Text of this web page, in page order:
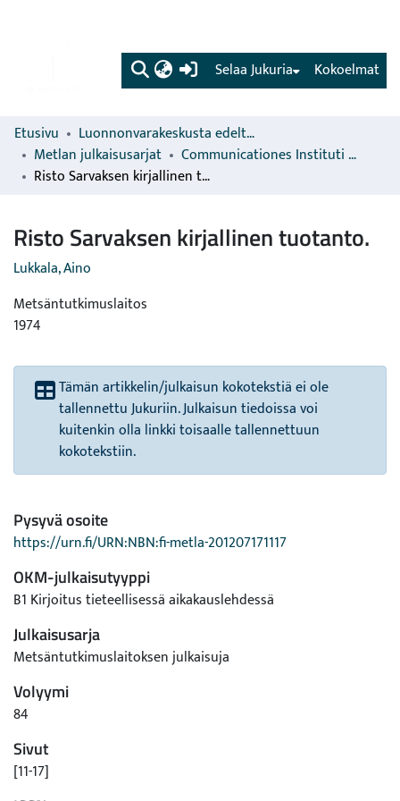
(current) Kokoelmat
Selaa Jukuria
Etusivu
Luonnonvarakeskusta edeltävien organisaatioiden sarjat
Metlan julkaisusarjat
Communicationes Instituti Forestalis Fenniae
Risto Sarvaksen kirjallinen tuotanto.
Risto Sarvaksen kirjallinen tuotanto.
Lukkala, Aino
Metsäntutkimuslaitos
1974
Tämän artikkelin/julkaisun kokotekstiä ei ole
tallennettu Jukuriin. Julkaisun tiedoissa voi
kuitenkin olla linkki toisaalle tallennettuun
kokotekstiin.
Pysyvä osoite
https://urn.fi/URN:NBN:fi-metla-201207171117
OKM-julkaisutyyppi
B1 Kirjoitus tieteellisessä aikakauslehdessä
Julkaisusarja
Metsäntutkimuslaitoksen julkaisuja
Volyymi
84
Sivut
[11-17]